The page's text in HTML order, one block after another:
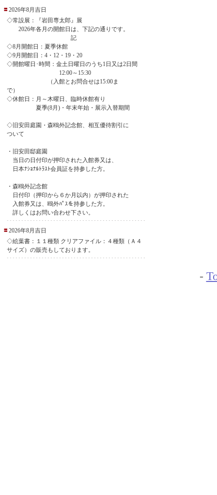
2026年8月吉日
◇常設展：『岩田専太郎』展
2026年各月の開館日は、下記の通りです。
記
◇8月開館日：夏季休館
◇9月開館日：4・12・19・20
◇開館曜日･時間：金土日曜日のうち1日又は2日間
12:00～15:30
（入館とお問合せは15:00ま
で）
◇休館日：月～木曜日、臨時休館有り
夏季(8月)・年末年始・展示入替期間
◇旧安田庭園・森鴎外記念館、相互優待割引に
ついて
・旧安田邸庭園
当日の日付印が押印された入館券又は、
日本ﾅｼｮﾅﾙﾄﾗｽﾄ会員証を持参した方。
・森鴎外記念館
日付印（押印から６か月以内）が押印された
入館券又は、鴎外ﾊﾟｽを持参した方。
詳しくはお問い合わせ下さい。
2026年8月吉日
◇絵葉書：１１種類 クリアファイル：４種類（Ａ４
サイズ）の販売もしております。
-